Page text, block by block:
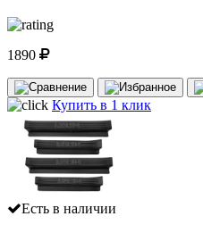
1890
Купить в 1 клик
Есть в наличии